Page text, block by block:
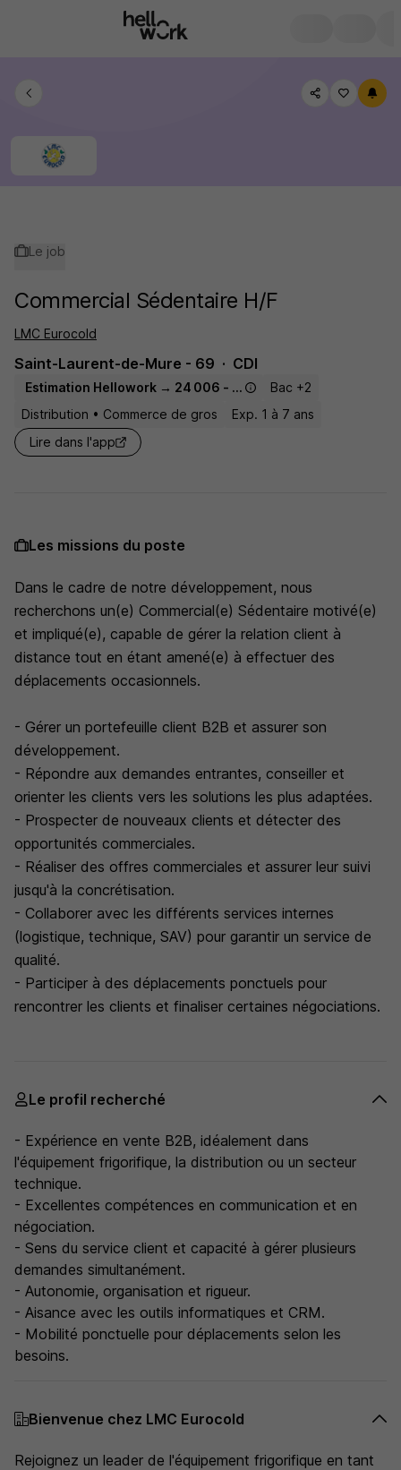
Le job
Commercial Sédentaire H/F
LMC Eurocold
Saint-Laurent-de-Mure - 69 CDI
Estimation Hellowork → 24 006 - 31 850 € / an
Bac +2
Distribution • Commerce de gros
Exp. 1 à 7 ans
Lire dans l'app
Les missions du poste
Dans le cadre de notre développement, nous
recherchons un(e) Commercial(e) Sédentaire motivé(e)
et impliqué(e), capable de gérer la relation client à
distance tout en étant amené(e) à effectuer des
déplacements occasionnels.
- Gérer un portefeuille client B2B et assurer son
développement.
- Répondre aux demandes entrantes, conseiller et
orienter les clients vers les solutions les plus adaptées.
- Prospecter de nouveaux clients et détecter des
opportunités commerciales.
- Réaliser des offres commerciales et assurer leur suivi
jusqu'à la concrétisation.
- Collaborer avec les différents services internes
(logistique, technique, SAV) pour garantir un service de
qualité.
- Participer à des déplacements ponctuels pour
rencontrer les clients et finaliser certaines négociations.
Le profil recherché
- Expérience en vente B2B, idéalement dans
l'équipement frigorifique, la distribution ou un secteur
technique.
- Excellentes compétences en communication et en
négociation.
- Sens du service client et capacité à gérer plusieurs
demandes simultanément.
- Autonomie, organisation et rigueur.
- Aisance avec les outils informatiques et CRM.
- Mobilité ponctuelle pour déplacements selon les
besoins.
Bienvenue chez LMC Eurocold
Rejoignez un leader de l'équipement frigorifique en tant